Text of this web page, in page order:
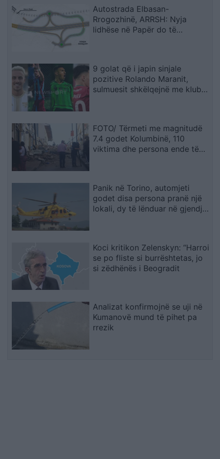
Autostrada Elbasan-
Rrogozhinë, ARRSH: Nyja
lidhëse në Papër do të
9 golat që i japin sinjale
pozitive Rolando Maranit,
sulmuesit shkëlqejnë me klubet
FOTO/ Tërmeti me magnitudë
7.4 godet Kolumbinë, 110
viktima dhe persona ende të
Panik në Torino, automjeti
godet disa persona pranë një
lokali, dy të lënduar në gjendje
Koci kritikon Zelenskyn: “Harroi
se po fliste si burrështetas, jo
si zëdhënës i Beogradit
Analizat konfirmojnë se uji në
Kumanovë mund të pihet pa
rrezik